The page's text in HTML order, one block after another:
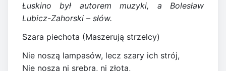
Łuskino był autorem muzyki, a Bolesław
Lubicz-Zahorski – słów.
Szara piechota (Maszerują strzelcy)
Nie noszą lampasów, lecz szary ich strój,
Nie noszą ni srebra, ni złota,